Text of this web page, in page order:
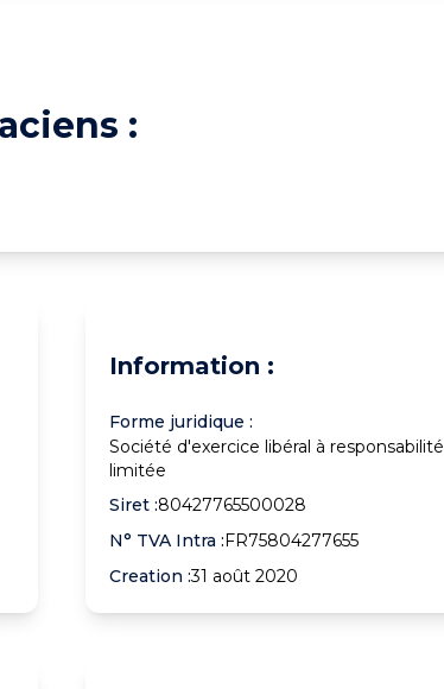
:
Information :
Forme juridique :
Société d'exercice libéral à responsabilité
limitée
Siret :80427765500028
N° TVA Intra : FR75804277655
Creation :31 août 2020